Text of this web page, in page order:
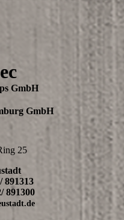
GmbH
GmbH
25
891313
891300